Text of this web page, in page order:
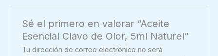
Sé el primero en valorar “Aceite
Esencial Clavo de Olor, 5ml Naturel”
Tu dirección de correo electrónico no será